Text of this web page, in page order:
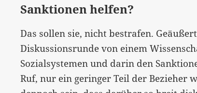
Sanktionen helfen?
Das sollen sie, nicht bestrafen.
Diskussionsrunde von einem
Sozialsystemen und darin den
Ruf, nur ein geringer Teil der Bezieher